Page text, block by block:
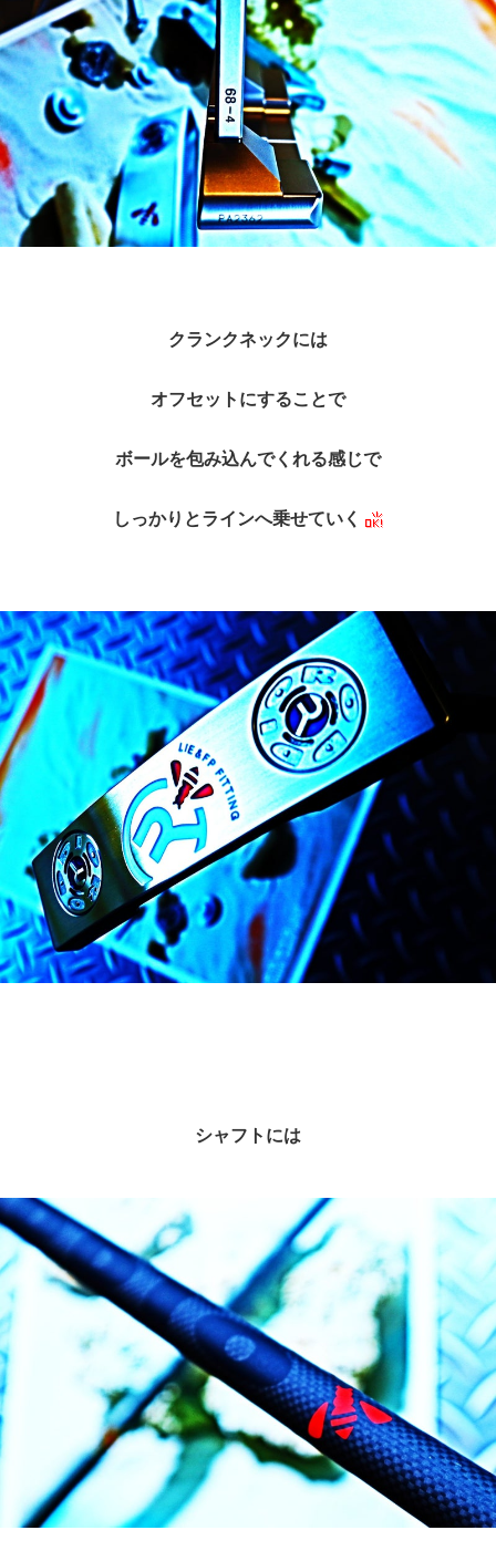
クランクネックには
オフセットにすることで
ボールを包み込んでくれる感じで
しっかりとラインへ乗せていく
シャフトには